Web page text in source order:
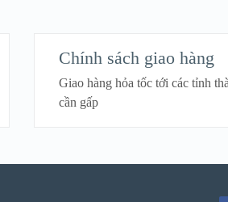
Chính sách giao hàng
Giao hàng hỏa tốc tới các tỉnh
cần gấp